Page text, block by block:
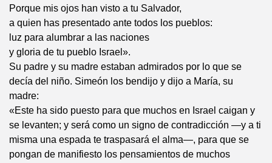
Porque mis ojos han visto a tu Salvador,
a quien has presentado ante todos los pueblos:
luz para alumbrar a las naciones
y gloria de tu pueblo Israel».
Su padre y su madre estaban admirados por lo que se
decía del niño. Simeón los bendijo y dijo a María, su
madre:
«Este ha sido puesto para que muchos en Israel caigan y
se levanten; y será como un signo de contradicción —y a ti
misma una espada te traspasará el alma—, para que se
pongan de manifiesto los pensamientos de muchos